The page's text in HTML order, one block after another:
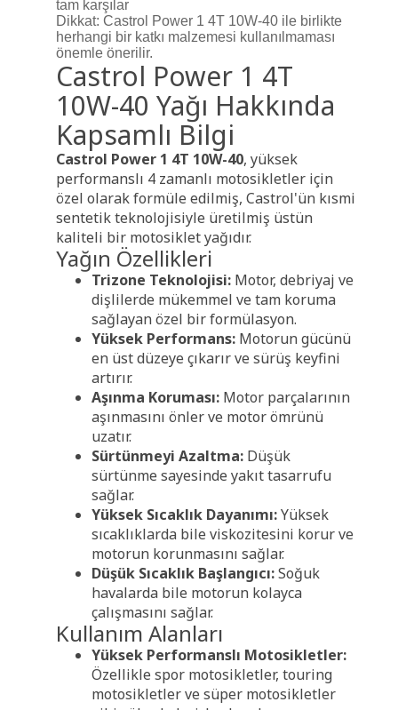
tam karşılar
Dikkat: Castrol Power 1 4T 10W-40 ile birlikte
herhangi bir katkı malzemesi kullanılmaması
önemle önerilir.
Castrol Power 1 4T
10W-40 Yağı Hakkında
Kapsamlı Bilgi
Castrol Power 1 4T 10W-40, yüksek
performanslı 4 zamanlı motosikletler için
özel olarak formüle edilmiş, Castrol'ün kısmi
sentetik teknolojisiyle üretilmiş üstün
kaliteli bir motosiklet yağıdır.
Yağın Özellikleri
Trizone Teknolojisi: Motor, debriyaj ve
dişlilerde mükemmel ve tam koruma
sağlayan özel bir formülasyon.
Yüksek Performans: Motorun gücünü
en üst düzeye çıkarır ve sürüş keyfini
artırır.
Aşınma Koruması: Motor parçalarının
aşınmasını önler ve motor ömrünü
uzatır.
Sürtünmeyi Azaltma: Düşük
sürtünme sayesinde yakıt tasarrufu
sağlar.
Yüksek Sıcaklık Dayanımı:Yüksek
sıcaklıklarda bile viskozitesini korur ve
motorun korunmasını sağlar.
Düşük Sıcaklık Başlangıcı:Soğuk
havalarda bile motorun kolayca
çalışmasını sağlar.
Kullanım Alanları
Yüksek Performanslı Motosikletler:
Özellikle spor motosikletler, touring
motosikletler ve süper motosikletler